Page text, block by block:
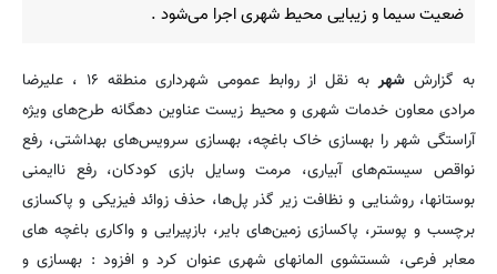
ضعیت سیما و زیبایی محیط شهری اجرا می‌شود .
به گزارش شهر
به نقل از روابط عمومی شهرداری منطقه ۱۶ ، علیرضا
مرادی معاون خدمات شهری و محیط زیست عناوین دهگانه طرح‌های ویژه
آراستگی شهر را بهسازی خاک باغچه، بهسازی سرویس‌های بهداشتی، رفع
نواقص سیستم‌های آبیاری، مرمت وسایل بازی کودکان، رفع ناایمنی
بوستانها، روشنایی و نظافت زیر گذر پل‌ها، حذف زوائد فیزیکی و پاکسازی
برچسب و پوستر، پاکسازی زمین‌های بایر، بازپیرایی و واکاری باغچه های
معابر فرعی، شستشوی المانهای شهری عنوان کرد و افزود : بهسازی و